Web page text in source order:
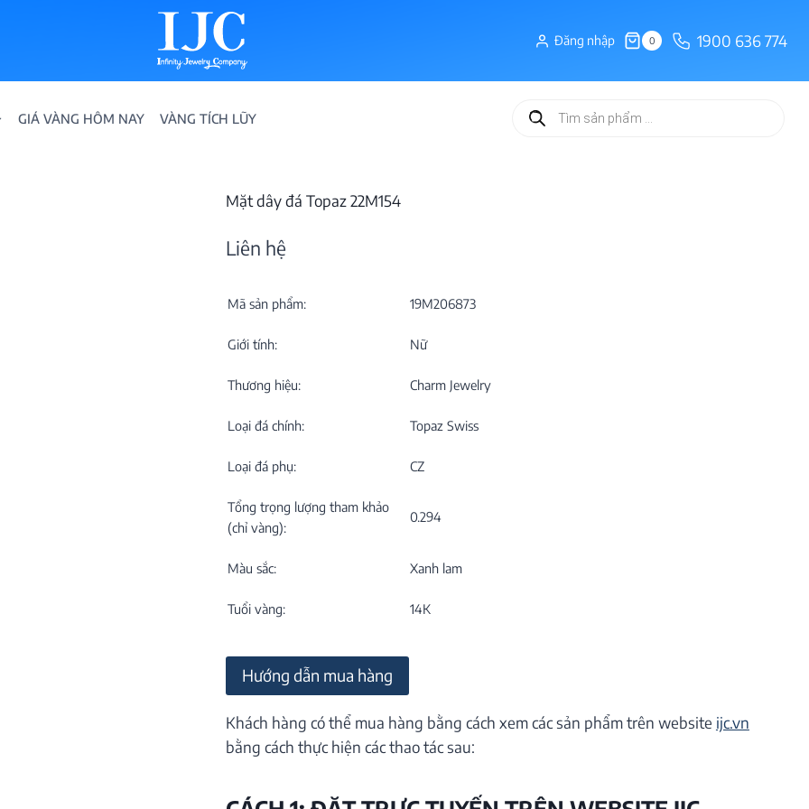
Đăng nhập 0 1900 636 774
GIÁ VÀNG HÔM NAY VÀNG TÍCH LŨY
Tìm
kiếm
Mặt dây đá Topaz 22M154
Liên hệ
Mã sản phẩm: 19M206873
Giới tính: Nữ
Thương hiệu: Charm Jewelry
Loại đá chính: Topaz Swiss
Loại đá phụ: CZ
Tổng trọng lượng tham khảo
(chỉ vàng):
0.294
Màu sắc: Xanh lam
Tuổi vàng: 14K
Hướng dẫn mua hàng
Khách hàng có thể mua hàng bằng cách xem các sản phẩm trên website ijc.vn
bằng cách thực hiện các thao tác sau: